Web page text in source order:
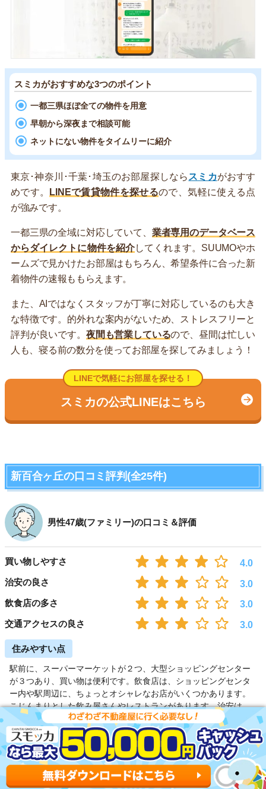
スミカがおすすめな3つのポイント
一都三県ほぼ全ての物件を用意
早朝から深夜まで相談可能
ネットにない物件をタイムリーに紹介
東京･神奈川･千葉･埼玉のお部屋探しなら スミカがおすす
めです。
LINEで賃貸物件を探せるので、気軽に使える点
が強みです。
一都三県の全域に対応していて、 業者専用のデータベース
からダイレクトに物件を紹介してくれます。SUUMOやホ
ームズで見かけたお部屋はもちろん、希望条件に合った新
着物件の速報ももらえます。
また、AIではなくスタッフが丁寧に対応しているのも大き
な特徴です。的外れな案内がないため、ストレスフリーと
評判が良いです。 夜間も営業しているので、昼間は忙しい
人も、寝る前の数分を使ってお部屋を探してみましょう！
LINEで気軽にお部屋を探せる！
スミカの公式LINEはこちら
新百合ヶ丘の口コミ評判(全25件)
男性47歳(ファミリー)の口コミ＆評価
買い物しやすさ
4.0
治安の良さ
3.0
飲食店の多さ
3.0
交通アクセスの良さ
3.0
住みやすい点
駅前に、スーパーマーケットが２つ、大型ショッピングセンター
が３つあり、買い物は便利です。飲食店は、ショッピングセンタ
ー内や駅周辺に、ちょっとオシャレなお店がいくつかあります。
こじんまりとした飲み屋さんやレストランがあります。治安は、
特別良いとは感じられませんが、特段悪いともかんじられませ
ん。
住みにくい点
駅の利用客数が多く、とにかく駅周辺は人が多くイラッとしま